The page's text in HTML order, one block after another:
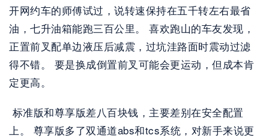
开网约车的师傅试过，说转速保持在五千转左右最省
油，七升油箱能跑三百公里。 喜欢跑山的车友发现，
正置前叉配单边液压后减震，过坑洼路面时震动过滤
得不错。 要是换成倒置前叉可能会更运动，但成本肯
定更高。
标准版和尊享版差八百块钱，主要差别在安全配置
上。 尊享版多了双通道abs和tcs系统，对新手来说更